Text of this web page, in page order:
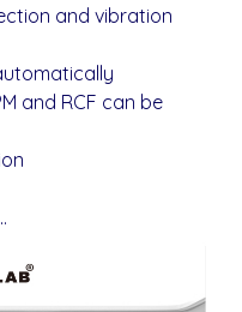
and vibration
and RCF can be